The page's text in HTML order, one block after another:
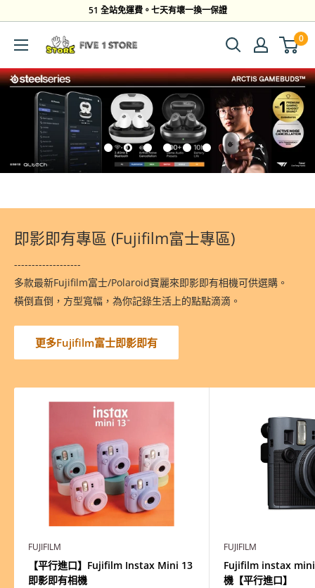
到
51 全站免運費。七天有壞一換一保證
Five
1
Store
0
即影即有專區 (Fujifilm富士專區)
-------------------
多款最新Fujifilm富士/Polaroid寶麗來即影即有相機可供選購。
橫倒直倒，方型寬幅，為你記錄生活上的點點滴滴。
更多Fujifilm富士即影即有
FUJIFILM
【平行進口】Fujifilm Instax Mini 13
即影即有相機
FUJIFILM
Fujifilm instax mini
機【平行進口】